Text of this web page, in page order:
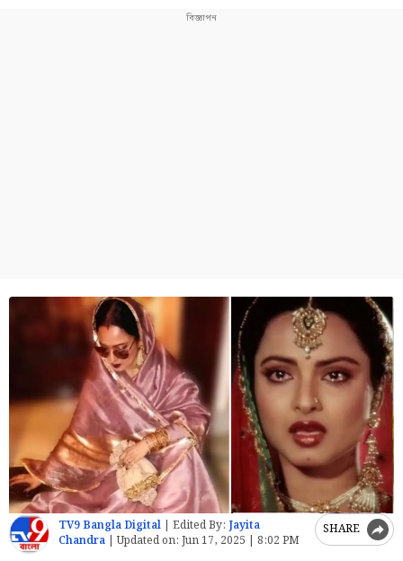
TV9 Bangla Digital Edited By: Jayita
Chandra |Updated on: Jun 17, 2025 | 8:02 PM
SHARE